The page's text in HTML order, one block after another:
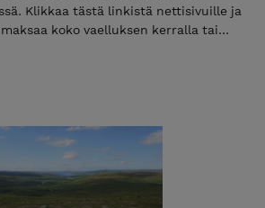
Klikkaa tästä linkistä nettisivuille ja
koko vaelluksen kerralla tai
alle 30 vrk. Tutustu ja lue palvelun
ja peruutusehdot. Ilmoittautumalla
0405268562 vesa@ulkoilmaakatemia.fi